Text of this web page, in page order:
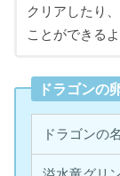
クリアしたり
ことができるよ
ドラゴンの
ドラゴンの